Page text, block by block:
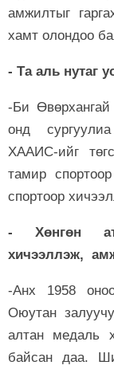
амжилтыг
хамт олондоо
- Та аль нутаг
-Би
онд
ХААИС-ийг
тамир
спортоор
- Хөнгөн
хичээллэж,
-Анх 1958
Оюутан
алтан медаль
байсан даа.